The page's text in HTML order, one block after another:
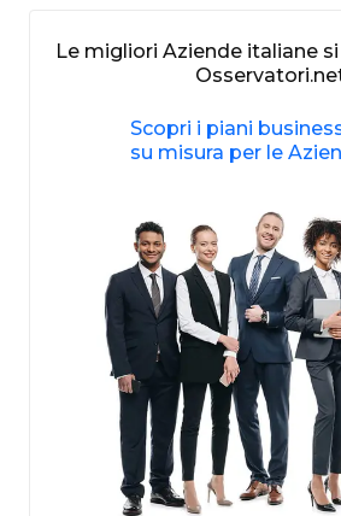
Le migliori Aziende italiane
Scopri i piani
su misura per le